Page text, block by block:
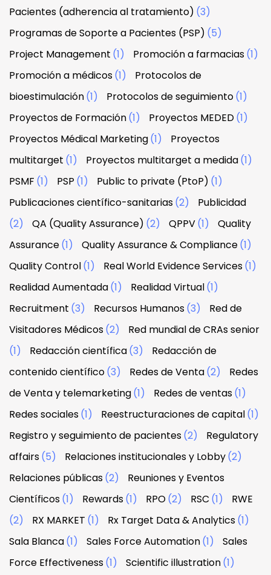
Pacientes (adherencia al tratamiento) (3)
Programas de Soporte a Pacientes (PSP) (5)
Project Management (1) Promoción a farmacias(1)
Promoción a médicos(1)
Protocolos de
bioestimulación(1) Protocolos de seguimiento(1)
Proyectos de Formación(1) Proyectos MEDED(1)
Proyectos Médical Marketing(1)
Proyectos
multitarget (1) Proyectos multitarget a medida(1)
PSMF (1) PSP (1) Public to private (PtoP) (1)
Publicaciones científico-sanitarias(2)
Publicidad
(2)
QA (Quality Assurance) (2) QPPV(1)
Quality
Assurance(1) Quality Assurance & Compliance(1)
Quality Control(1) Real World Evidence Services(1)
Realidad Aumentada(1) Realidad Virtual(1)
Recruitment (3) Recursos Humanos(3)
Red de
Visitadores Médicos(2)
Red mundial de CRAs senior
(1)
Redacción científica(3)
Redacción de
contenido científico(3) Redes de Venta(2)
Redes
de Venta y telemarketing(1) Redes de ventas(1)
Redes sociales(1) Reestructuraciones de capital(1)
Registro y seguimiento de pacientes(2)
Regulatory
affairs(5) Relaciones institucionales y Lobby(2)
Relaciones públicas(2)
Reuniones y Eventos
Científicos(1) Rewards(1) RPO(2) RSC (1)
RWE
(2)
RX MARKET (1) Rx Target Data & Analytics(1)
Sala Blanca(1) Sales Force Automation(1)
Sales
Force Effectiveness(1) Scientific illustration(1)